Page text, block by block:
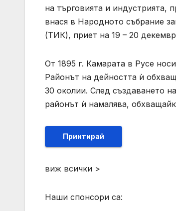
на търговията и индустрията,
внася в Народното събрание
(ТИК), приет на 19 – 20
От 1895 г. Камарата в Русе
Районът на дейността ѝ
30 околии. След създаването
районът ѝ намалява,
Принтирай
виж всички >
Наши спонсори са: